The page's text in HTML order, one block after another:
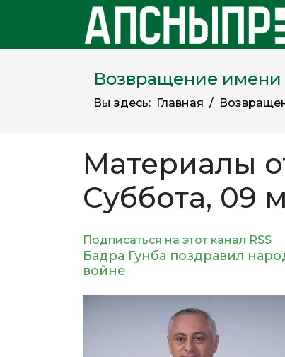
Возвращение имени
Вы здесь: Главная
Материалы
Суббота, 09
Подписаться на этот канал RSS
Бадра Гунба поздравил
войне